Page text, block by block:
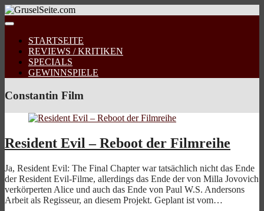
STARTSEITE
REVIEWS / KRITIKEN
SPECIALS
GEWINNSPIELE
Constantin Film
Resident Evil – Reboot der Filmreihe
Ja, Resident Evil: The Final Chapter war tatsächlich nicht das Ende
der Resident Evil-Filme, allerdings das Ende der von Milla Jovovich
verkörperten Alice und auch das Ende von Paul W.S. Andersons
Arbeit als Regisseur, an diesem Projekt. Geplant ist vom…